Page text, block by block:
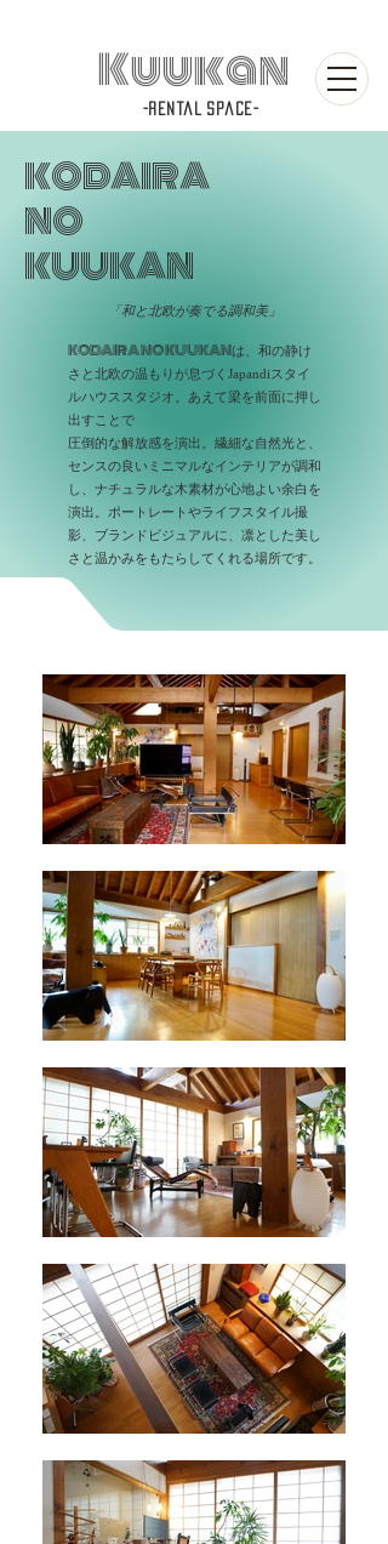
Kuukan
-rental space-
KODAIRA
NO
KUUKAN
「和と北欧が奏でる調和美」
KODAIRA NO KUUKANは、和の静け
さと北欧の温もりが息づくJapandiスタイ
ルハウススタジオ。あえて梁を前面に押し
出すことで
圧倒的な解放感を演出。繊細な自然光と、
センスの良いミニマルなインテリアが調和
し、ナチュラルな木素材が心地よい余白を
演出。ポートレートやライフスタイル撮
影、ブランドビジュアルに、凛とした美し
さと温かみをもたらしてくれる場所です。